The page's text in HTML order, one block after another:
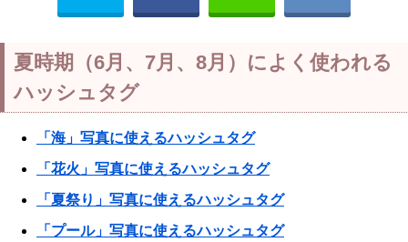
夏時期（6月、7月、8月）によく使われる
ハッシュタグ
「海」写真に使えるハッシュタグ
「花火」写真に使えるハッシュタグ
「夏祭り」写真に使えるハッシュタグ
「プール」写真に使えるハッシュタグ